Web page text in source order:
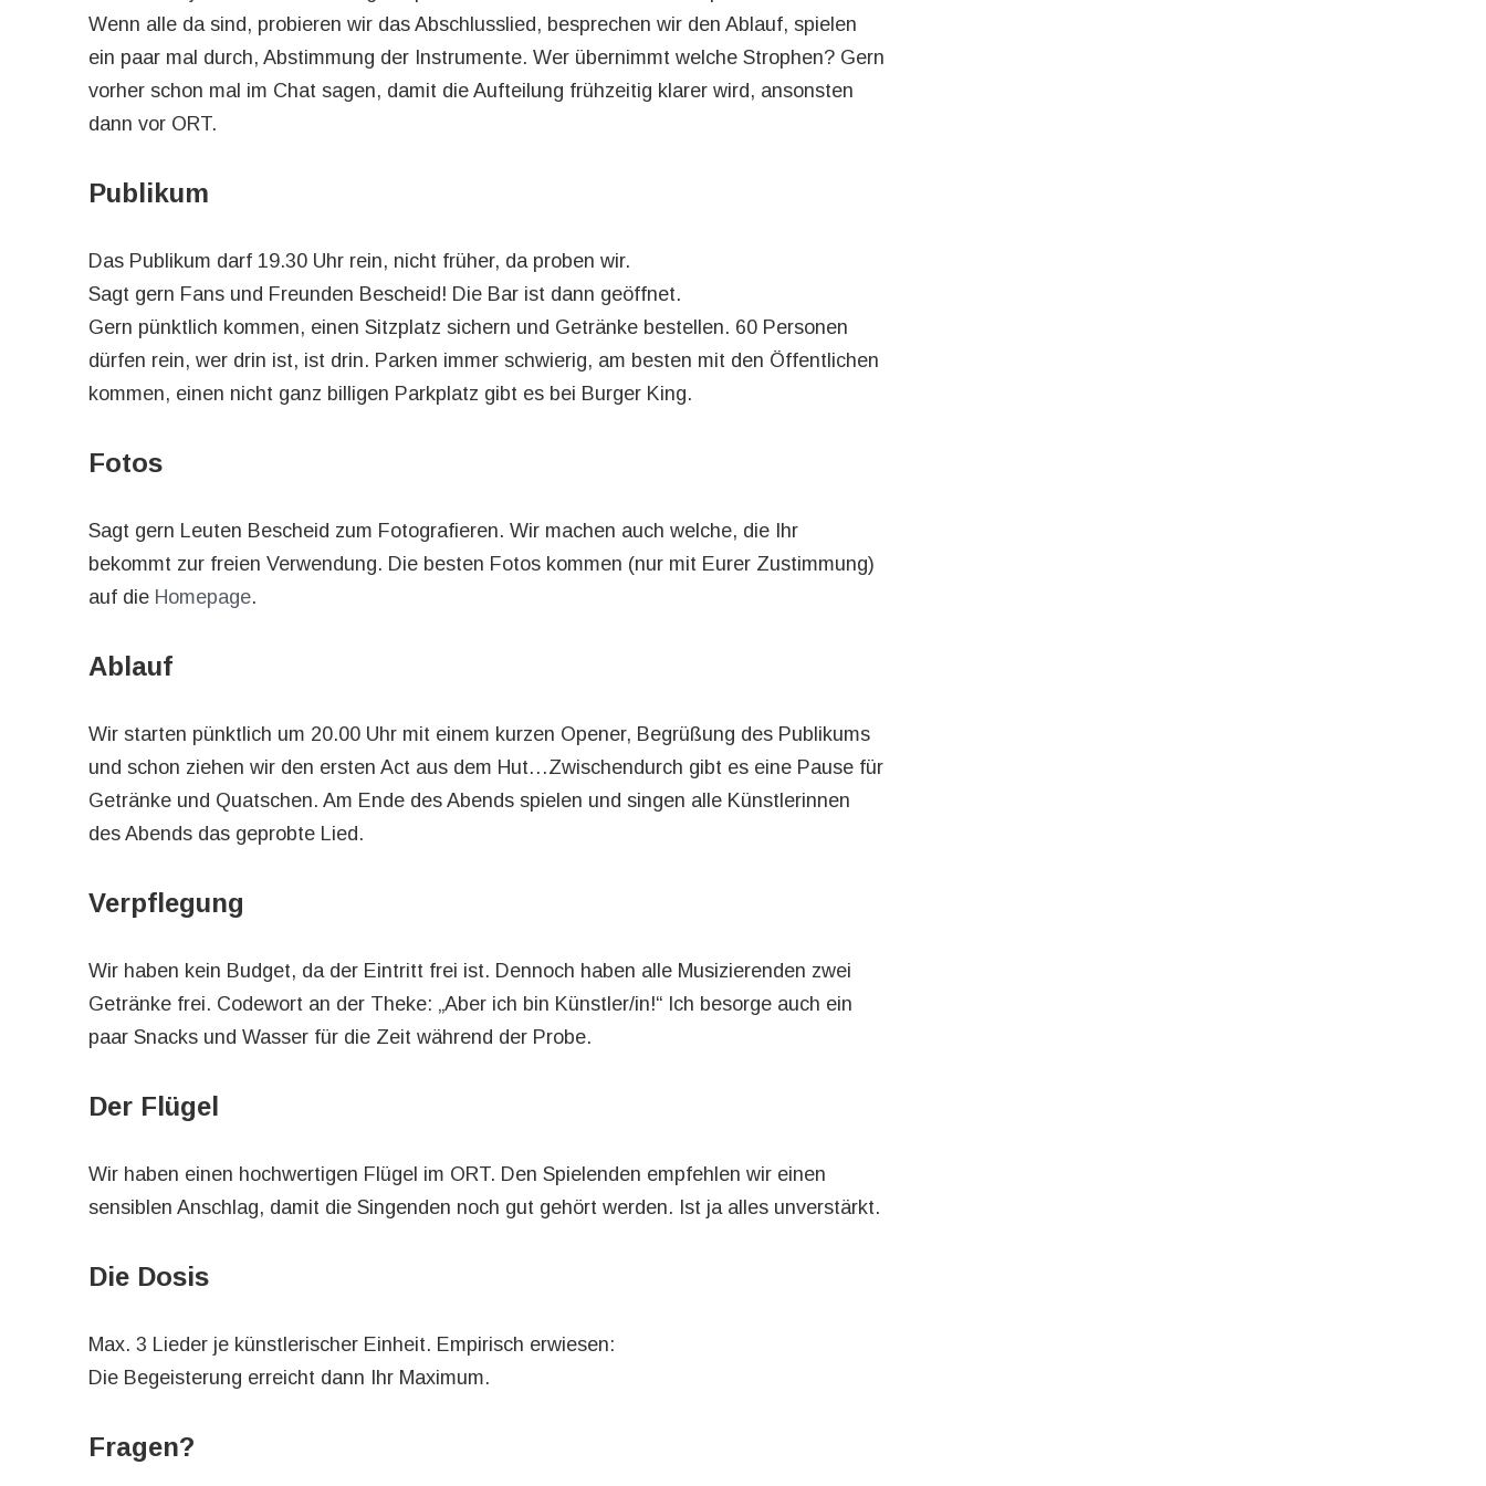
Wenn alle da sind, probieren wir das Abschlusslied, besprechen wir den Ablauf, spielen
ein paar mal durch, Abstimmung der Instrumente. Wer übernimmt welche Strophen? Gern
vorher schon mal im Chat sagen, damit die Aufteilung frühzeitig klarer wird, ansonsten
dann vor ORT.
Publikum
Das Publikum darf 19.30 Uhr rein, nicht früher, da proben wir.
Sagt gern Fans und Freunden Bescheid! Die Bar ist dann geöffnet.
Gern pünktlich kommen, einen Sitzplatz sichern und Getränke bestellen. 60 Personen
dürfen rein, wer drin ist, ist drin. Parken immer schwierig, am besten mit den Öffentlichen
kommen, einen nicht ganz billigen Parkplatz gibt es bei Burger King.
Fotos
Sagt gern Leuten Bescheid zum Fotografieren. Wir machen auch welche, die Ihr
bekommt zur freien Verwendung. Die besten Fotos kommen (nur mit Eurer Zustimmung)
auf die Homepage.
Ablauf
Wir starten pünktlich um 20.00 Uhr mit einem kurzen Opener, Begrüßung des Publikums
und schon ziehen wir den ersten Act aus dem Hut…Zwischendurch gibt es eine Pause für
Getränke und Quatschen. Am Ende des Abends spielen und singen alle Künstlerinnen
des Abends das geprobte Lied.
Verpflegung
Wir haben kein Budget, da der Eintritt frei ist. Dennoch haben alle Musizierenden zwei
Getränke frei. Codewort an der Theke: „Aber ich bin Künstler/in!“ Ich besorge auch ein
paar Snacks und Wasser für die Zeit während der Probe.
Der Flügel
Wir haben einen hochwertigen Flügel im ORT. Den Spielenden empfehlen wir einen
sensiblen Anschlag, damit die Singenden noch gut gehört werden. Ist ja alles unverstärkt.
Die Dosis
Max. 3 Lieder je künstlerischer Einheit. Empirisch erwiesen:
Die Begeisterung erreicht dann Ihr Maximum.
Fragen?